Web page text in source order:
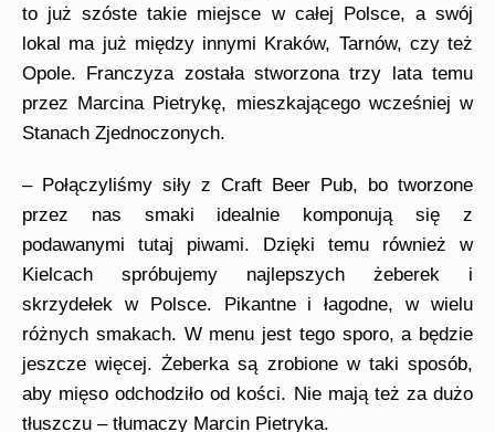
to już szóste takie miejsce w całej Polsce, a swój
lokal ma już między innymi Kraków, Tarnów, czy też
Opole.
Franczyza została stworzona trzy lata temu
przez Marcina Pietrykę, mieszkającego wcześniej w
Stanach Zjednoczonych.
– Połączyliśmy siły z Craft Beer Pub, bo tworzone
przez nas smaki idealnie komponują się z
podawanymi tutaj piwami. Dzięki temu również w
Kielcach spróbujemy najlepszych żeberek i
skrzydełek w Polsce. Pikantne i łagodne, w wielu
różnych smakach. W menu jest tego sporo, a będzie
jeszcze więcej. Żeberka są zrobione w taki sposób,
aby mięso odchodziło od kości. Nie mają też za dużo
tłuszczu – tłumaczy Marcin Pietryka.